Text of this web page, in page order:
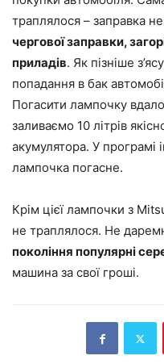
траплялося – заправка
чергової заправки,
приладів. Як пізніше
попадання в бак
Погасити лампочку
заливаємо 10 літрів
акумулятора. У програмі
лампочка погасне.
Крім цієї лампочки з
не траплялося. Не
покоління популярні
машина за свої гроші.